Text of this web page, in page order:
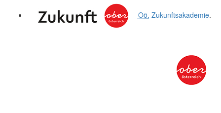
Oö. Zukunftsakademie.